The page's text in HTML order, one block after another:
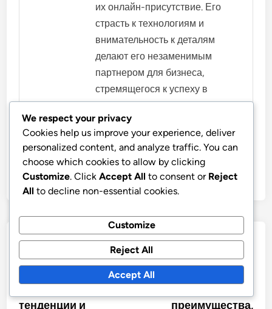
их онлайн-присутствие. Его
страсть к технологиям и
внимательность к деталям
делают его незаменимым
партнером для бизнеса,
стремящегося к успеху в
цифровом мире.
More by Kirill Semyonov
Post
navigation
Previous ArticlePrevious
article:
Бюджетирование
рекламы: сезонные
тенденции и
Next Article
Прямые покупки
программматик:
преимущества,
We respect your privacy
Cookies help us improve your experience, deliver
personalized content, and analyze traffic. You can
choose which cookies to allow by clicking
Customize. Click Accept All to consent or Reject
All to decline non-essential cookies.
Customize
Reject All
Accept All